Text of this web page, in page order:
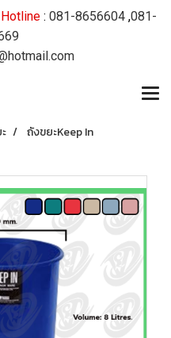
Hotline : 081-8656604 ,081-
ถังขยะKeep In